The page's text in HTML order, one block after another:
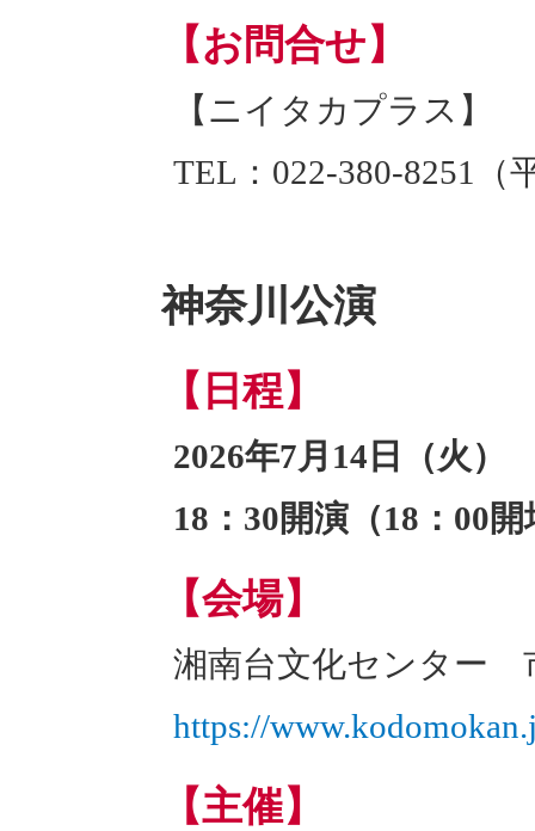
【お問合せ】
【ニイタカプラス】
TEL：022-380-8251（
神奈川公演
【日程】
2026年7月14日（火）
18：30開演（18：00開
【会場】
湘南台文化センター
https://
【主催】